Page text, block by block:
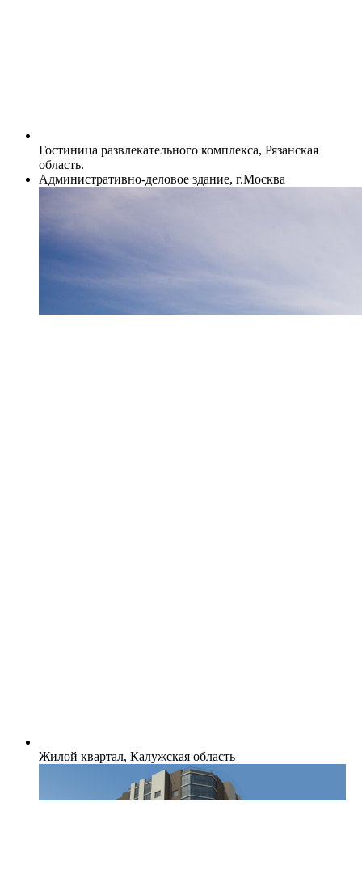
Гостиница развлекательного комплекса, Рязанская
область.
Административно-деловое здание, г.Москва
Жилой квартал, Калужская область